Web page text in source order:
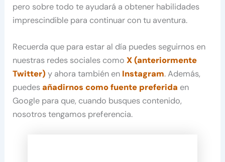
pero sobre todo te ayudará a obtener habilidades
imprescindible para continuar con tu aventura.
Recuerda que para estar al día puedes seguirnos en
nuestras redes sociales comoX (anteriormente
Twitter) y ahora también en Instagram. Además,
puedesañadirnos como fuente preferida en
Google para que, cuando busques contenido,
nosotros tengamos preferencia.